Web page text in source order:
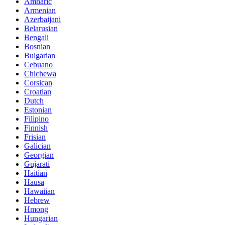
Armenian
Azerbaijani
Belarusian
Bengali
Bosnian
Bulgarian
Cebuano
Chichewa
Corsican
Croatian
Dutch
Estonian
Filipino
Finnish
Frisian
Galician
Georgian
Gujarati
Haitian
Hausa
Hawaiian
Hebrew
Hmong
Hungarian